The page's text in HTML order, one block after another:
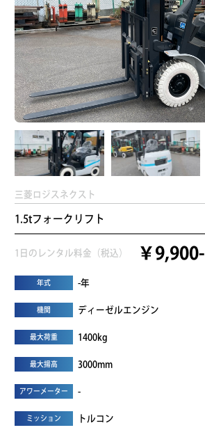
三菱ロジスネクスト
1.5tフォークリフト
1日のレンタル料金（税込） ￥9,900-
年式 -年
機関 ディーゼルエンジン
最大荷重 1400kg
最大揚高 3000mm
アワーメーター -
ミッション トルコン